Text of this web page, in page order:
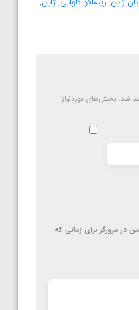
شد. بخش‌های موردنیاز
در مرورگر برای زمانی که